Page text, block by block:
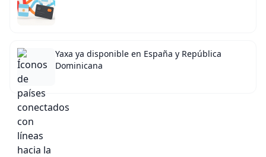
Yaxa ya disponible en España y República
Dominicana